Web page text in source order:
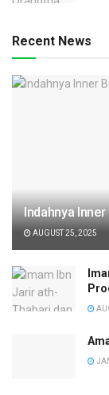
Recent News
Indahnya
AUGUST 25, 2025